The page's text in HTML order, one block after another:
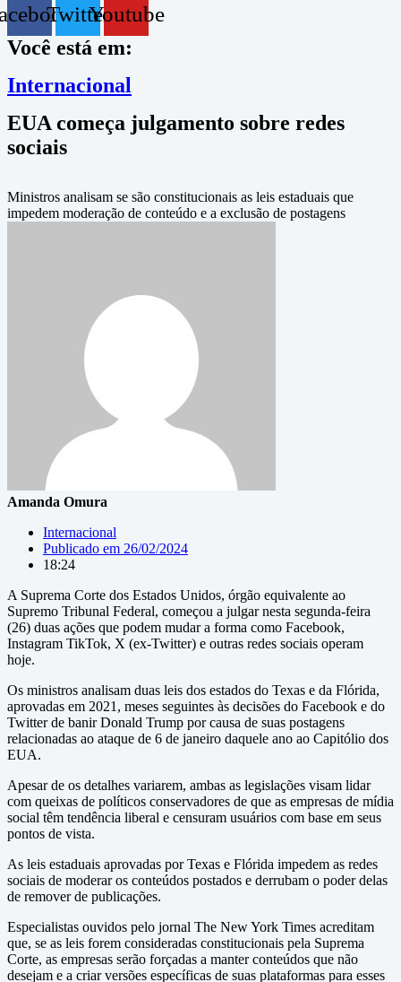
TwitterYoutube
Você está em:
Internacional
EUA começa julgamento sobre redes
sociais
Ministros analisam se são constitucionais as leis estaduais que
impedem moderação de conteúdo e a exclusão de postagens
Amanda Omura
Internacional
Publicado em 26/02/2024
18:24
A Suprema Corte dos Estados Unidos, órgão equivalente ao
Supremo Tribunal Federal, começou a julgar nesta segunda-feira
(26) duas ações que podem mudar a forma como Facebook,
Instagram TikTok, X (ex-Twitter) e outras redes sociais operam
hoje.
Os ministros analisam duas leis dos estados do Texas e da Flórida,
aprovadas em 2021, meses seguintes às decisões do Facebook e do
Twitter de banir Donald Trump por causa de suas postagens
relacionadas ao ataque de 6 de janeiro daquele ano ao Capitólio dos
EUA.
Apesar de os detalhes variarem, ambas as legislações visam lidar
com queixas de políticos conservadores de que as empresas de mídia
social têm tendência liberal e censuram usuários com base em seus
pontos de vista.
As leis estaduais aprovadas por Texas e Flórida impedem as redes
sociais de moderar os conteúdos postados e derrubam o poder delas
de remover de publicações.
Especialistas ouvidos pelo jornal The New York Times acreditam
que, se as leis forem consideradas constitucionais pela Suprema
Corte, as empresas serão forçadas a manter conteúdos que não
desejam e a criar versões específicas de suas plataformas para esses